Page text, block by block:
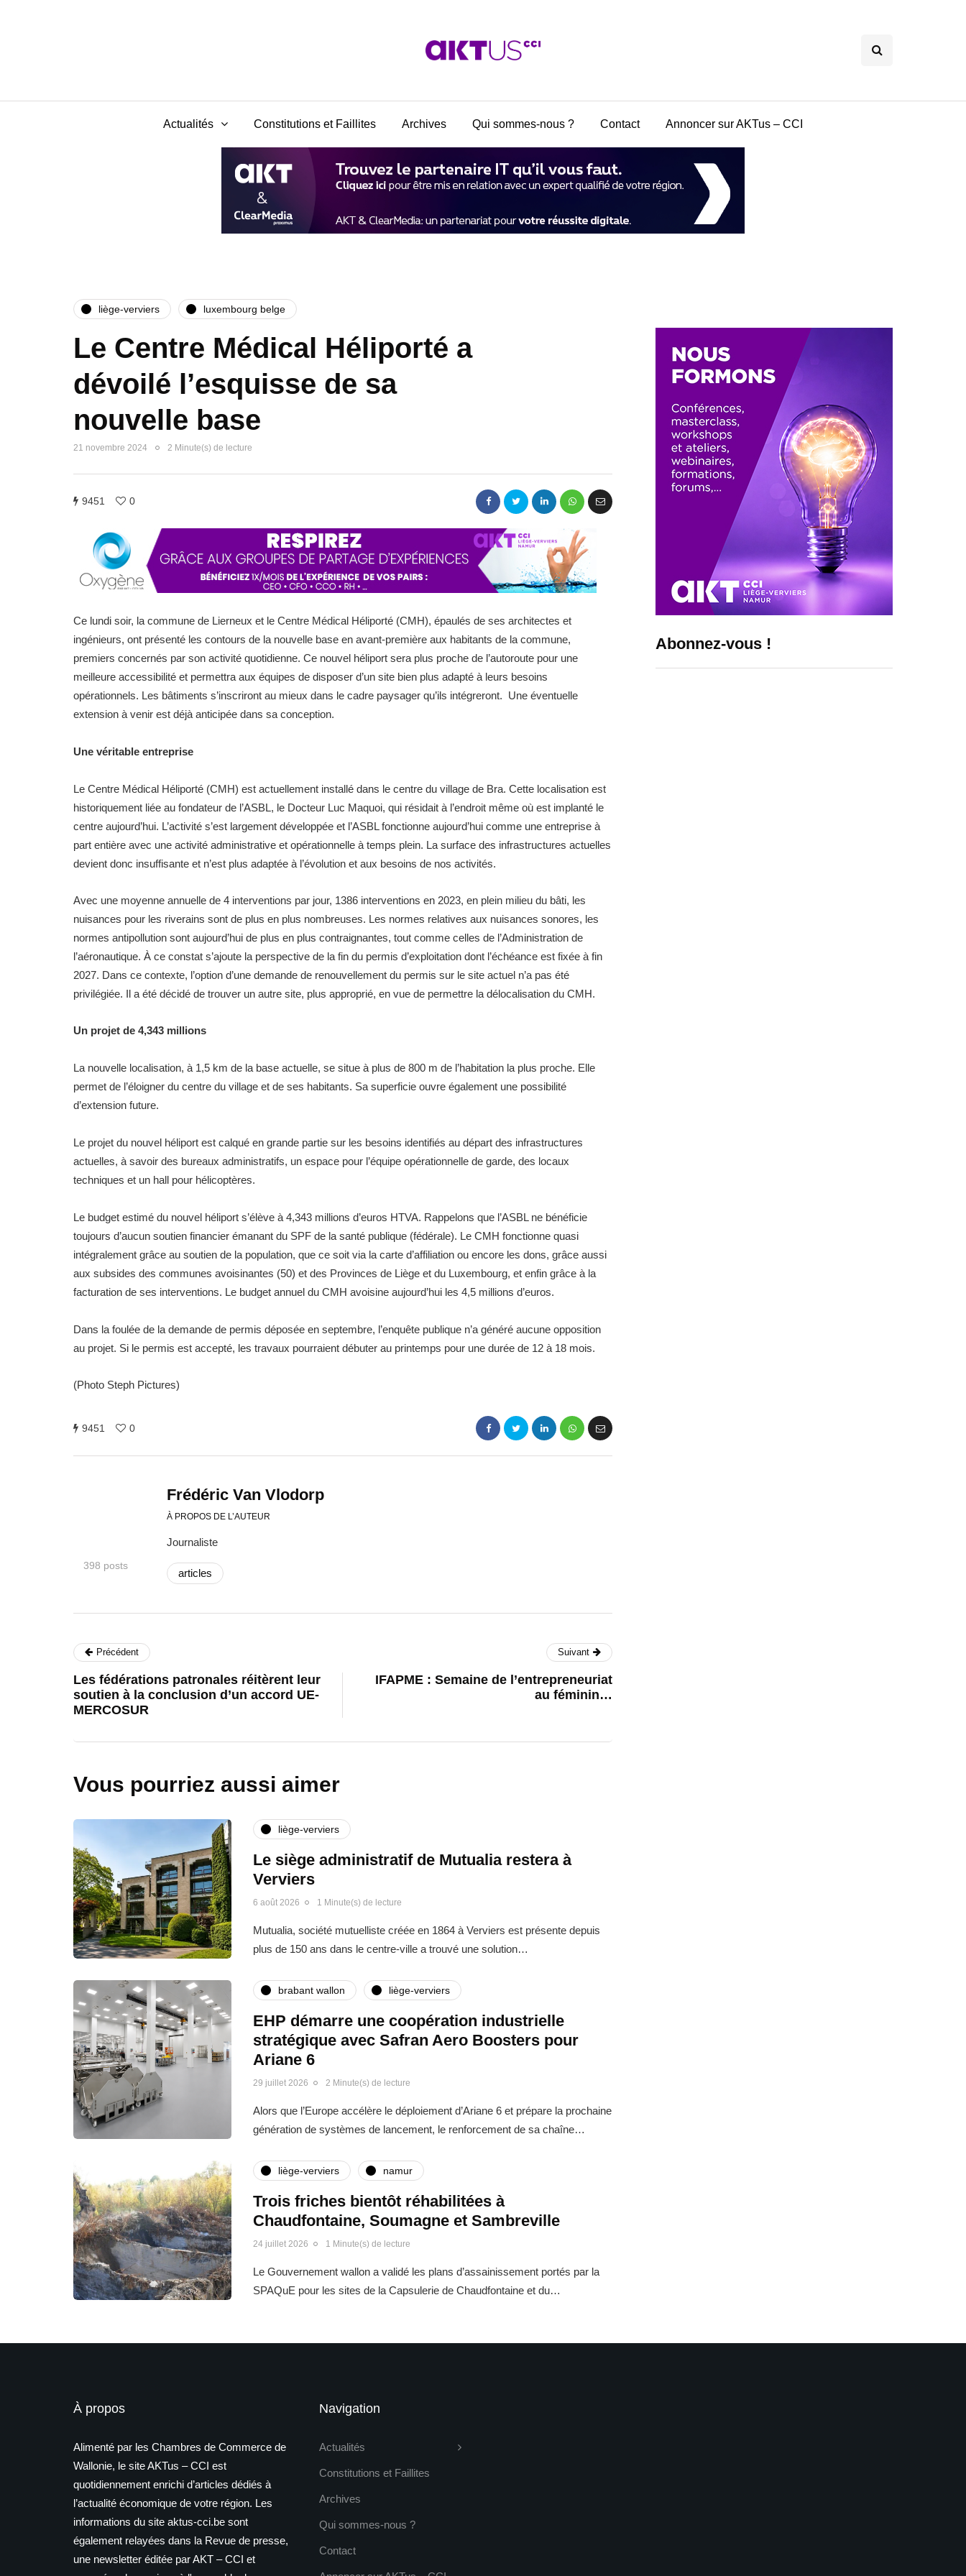
Actualités Constitutions et Faillites Archives Qui sommes-nous ? Contact Annoncer sur AKTus – CCI
liège-verviers luxembourg belge
Le Centre Médical Héliporté a
dévoilé l’esquisse de sa
nouvelle base
21 novembre 2024 2 Minute(s) de lecture
9451 0
Ce lundi soir, la commune de Lierneux et le Centre Médical Héliporté (CMH), épaulés de ses architectes et
ingénieurs, ont présenté les contours de la nouvelle base en avant-première aux habitants de la commune,
premiers concernés par son activité quotidienne. Ce nouvel héliport sera plus proche de l’autoroute pour une
meilleure accessibilité et permettra aux équipes de disposer d’un site bien plus adapté à leurs besoins
opérationnels. Les bâtiments s’inscriront au mieux dans le cadre paysager qu’ils intégreront. Une éventuelle
extension à venir est déjà anticipée dans sa conception.
Une véritable entreprise
Le Centre Médical Héliporté (CMH) est actuellement installé dans le centre du village de Bra. Cette localisation est
historiquement liée au fondateur de l’ASBL, le Docteur Luc Maquoi, qui résidait à l’endroit même où est implanté le
centre aujourd’hui. L’activité s’est largement développée et l’ASBL fonctionne aujourd’hui comme une entreprise à
part entière avec une activité administrative et opérationnelle à temps plein. La surface des infrastructures actuelles
devient donc insuffisante et n’est plus adaptée à l’évolution et aux besoins de nos activités.
Avec une moyenne annuelle de 4 interventions par jour, 1386 interventions en 2023, en plein milieu du bâti, les
nuisances pour les riverains sont de plus en plus nombreuses. Les normes relatives aux nuisances sonores, les
normes antipollution sont aujourd’hui de plus en plus contraignantes, tout comme celles de l’Administration de
l’aéronautique. À ce constat s’ajoute la perspective de la fin du permis d’exploitation dont l’échéance est fixée à fin
2027. Dans ce contexte, l’option d’une demande de renouvellement du permis sur le site actuel n’a pas été
privilégiée. Il a été décidé de trouver un autre site, plus approprié, en vue de permettre la délocalisation du CMH.
Un projet de 4,343 millions
La nouvelle localisation, à 1,5 km de la base actuelle, se situe à plus de 800 m de l’habitation la plus proche. Elle
permet de l’éloigner du centre du village et de ses habitants. Sa superficie ouvre également une possibilité
d’extension future.
Le projet du nouvel héliport est calqué en grande partie sur les besoins identifiés au départ des infrastructures
actuelles, à savoir des bureaux administratifs, un espace pour l’équipe opérationnelle de garde, des locaux
techniques et un hall pour hélicoptères.
Le budget estimé du nouvel héliport s’élève à 4,343 millions d’euros HTVA. Rappelons que l’ASBL ne bénéficie
toujours d’aucun soutien financier émanant du SPF de la santé publique (fédérale). Le CMH fonctionne quasi
intégralement grâce au soutien de la population, que ce soit via la carte d’affiliation ou encore les dons, grâce aussi
aux subsides des communes avoisinantes (50) et des Provinces de Liège et du Luxembourg, et enfin grâce à la
facturation de ses interventions. Le budget annuel du CMH avoisine aujourd’hui les 4,5 millions d’euros.
Dans la foulée de la demande de permis déposée en septembre, l’enquête publique n’a généré aucune opposition
au projet. Si le permis est accepté, les travaux pourraient débuter au printemps pour une durée de 12 à 18 mois.
(Photo Steph Pictures)
9451 0
Abonnez-vous !
398 posts
Frédéric Van Vlodorp
À PROPOS DE L’AUTEUR
Journaliste
articles
Précédent
Les fédérations patronales réitèrent leur
soutien à la conclusion d’un accord UE-
MERCOSUR
Suivant
IFAPME : Semaine de l’entrepreneuriat
au féminin…
Vous pourriez aussi aimer
liège-verviers
Le siège administratif de Mutualia restera à
Verviers
6 août 2026 1 Minute(s) de lecture
Mutualia, société mutuelliste créée en 1864 à Verviers est présente depuis
plus de 150 ans dans le centre-ville a trouvé une solution…
brabant wallon liège-verviers
EHP démarre une coopération industrielle
stratégique avec Safran Aero Boosters pour
Ariane 6
29 juillet 2026 2 Minute(s) de lecture
Alors que l’Europe accélère le déploiement d’Ariane 6 et prépare la prochaine
génération de systèmes de lancement, le renforcement de sa chaîne…
liège-verviers namur
Trois friches bientôt réhabilitées à
Chaudfontaine, Soumagne et Sambreville
24 juillet 2026 1 Minute(s) de lecture
Le Gouvernement wallon a validé les plans d’assainissement portés par la
SPAQuE pour les sites de la Capsulerie de Chaudfontaine et du…
À propos
Alimenté par les Chambres de Commerce de
Wallonie, le site AKTus – CCI est
quotidiennement enrichi d’articles dédiés à
l’actualité économique de votre région. Les
informations du site aktus-cci.be sont
également relayées dans la Revue de presse,
une newsletter éditée par AKT – CCI et
Navigation
Actualités
Constitutions et Faillites
Archives
Qui sommes-nous ?
Contact